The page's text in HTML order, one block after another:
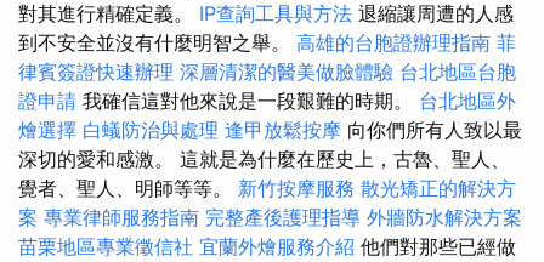
對其進行精確定義。 IP查詢工具與方法 退縮讓周遭的人感
到不安全並沒有什麼明智之舉。 高雄的台胞證辦理指南 菲
律賓簽證快速辦理 深層清潔的醫美做臉體驗 台北地區台胞
證申請 我確信這對他來說是一段艱難的時期。 台北地區外
燴選擇 白蟻防治與處理 逢甲放鬆按摩 向你們所有人致以最
深切的愛和感激。 這就是為什麼在歷史上，古魯、聖人、
覺者、聖人、明師等等。 新竹按摩服務 散光矯正的解決方
案 專業律師服務指南 完整產後護理指導 外牆防水解決方案
苗栗地區專業徵信社 宜蘭外燴服務介紹 他們對那些已經做